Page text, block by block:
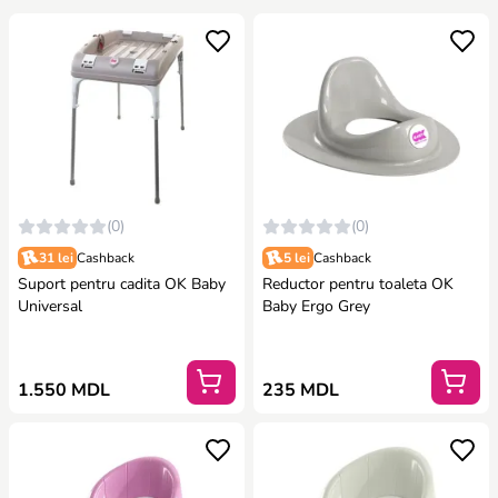
(0)
31 lei Cashback
Suport pentru cadita OK Baby
Universal
1.550 MDL
(0)
5 lei Cashback
Reductor pentru toaleta OK
Baby Ergo Grey
235 MDL